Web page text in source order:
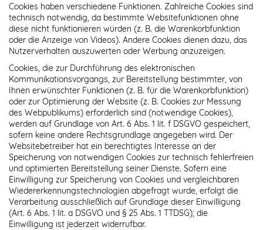
Cookies haben verschiedene Funktionen. Zahlreiche Cookies sind
technisch notwendig, da bestimmte Websitefunktionen ohne
diese nicht funktionieren würden (z. B. die Warenkorbfunktion
oder die Anzeige von Videos). Andere Cookies dienen dazu, das
Nutzerverhalten auszuwerten oder Werbung anzuzeigen.
Cookies, die zur Durchführung des elektronischen
Kommunikationsvorgangs, zur Bereitstellung bestimmter, von
Ihnen erwünschter Funktionen (z. B. für die Warenkorbfunktion)
oder zur Optimierung der Website (z. B. Cookies zur Messung
des Webpublikums) erforderlich sind (notwendige Cookies),
werden auf Grundlage von Art. 6 Abs. 1 lit. f DSGVO gespeichert,
sofern keine andere Rechtsgrundlage angegeben wird. Der
Websitebetreiber hat ein berechtigtes Interesse an der
Speicherung von notwendigen Cookies zur technisch fehlerfreien
und optimierten Bereitstellung seiner Dienste. Sofern eine
Einwilligung zur Speicherung von Cookies und vergleichbaren
Wiedererkennungstechnologien abgefragt wurde, erfolgt die
Verarbeitung ausschließlich auf Grundlage dieser Einwilligung
(Art. 6 Abs. 1 lit. a DSGVO und § 25 Abs. 1 TTDSG); die
Einwilligung ist jederzeit widerrufbar.